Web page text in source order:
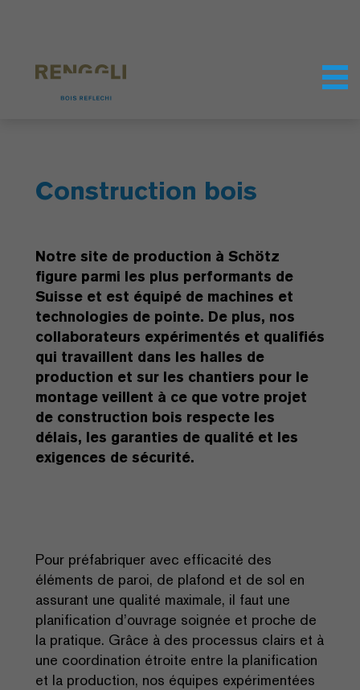
Construction bois
Notre site de production à Schötz
figure parmi les plus performants de
Suisse et est équipé de machines et
technologies de pointe. De plus, nos
collaborateurs expérimentés et qualifiés
qui travaillent dans les halles de
production et sur les chantiers pour le
montage veillent à ce que votre projet
de construction bois respecte les
délais, les garanties de qualité et les
exigences de sécurité.
Pour préfabriquer avec efficacité des
éléments de paroi, de plafond et de sol en
assurant une qualité maximale, il faut une
planification d’ouvrage soignée et proche de
la pratique. Grâce à des processus clairs et à
une coordination étroite entre la planification
et la production, nos équipes expérimentées